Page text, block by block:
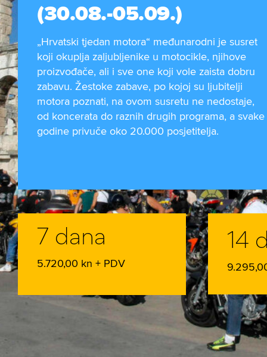
(30.08.-05.09.)
„Hrvatski tjedan motora“ međunarodni je susret
koji okuplja zaljubljenike u motocikle, njihove
proizvođače, ali i sve one koji vole zaista dobru
zabavu. Žestoke zabave, po kojoj su ljubitelji
motora poznati, na ovom susretu ne nedostaje,
od koncerata do raznih drugih programa, a svake
godine privuče oko 20.000 posjetitelja.
7 dana
5.720,00 kn + PDV
14